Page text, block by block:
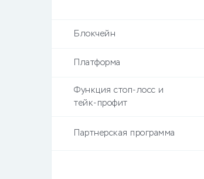
Блокчейн
Платформа
Функция стоп-лосс и
тейк-профит
Партнерская программа